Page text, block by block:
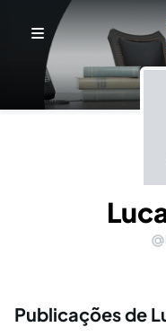
Publicações de